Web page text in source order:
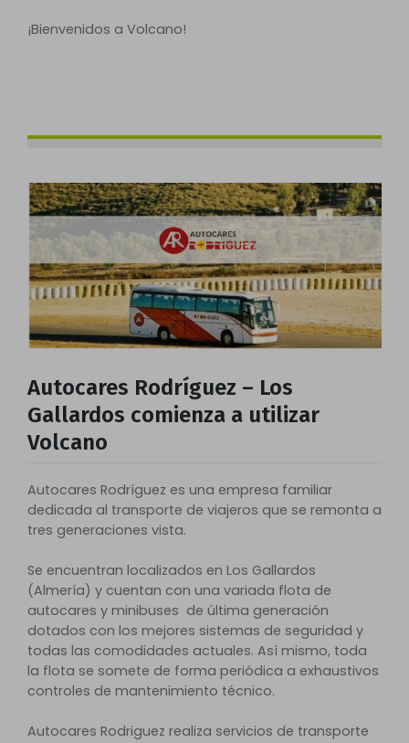
¡Bienvenidos a Volcano!
Autocares Rodríguez – Los
Gallardos comienza a utilizar
Volcano
Autocares Rodríguez es una empresa familiar
dedicada al transporte de viajeros que se remonta a
tres generaciones vista.
Se encuentran localizados en Los Gallardos
(Almería) y cuentan con una variada flota de
autocares y minibuses de última generación
dotados con los mejores sistemas de seguridad y
todas las comodidades actuales. Así mismo, toda
la flota se somete de forma periódica a exhaustivos
controles de mantenimiento técnico.
Autocares Rodriguez realiza servicios de transporte